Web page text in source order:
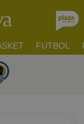
FUTBOL